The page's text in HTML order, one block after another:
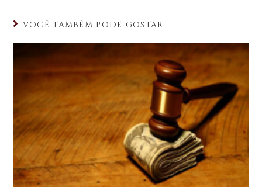
ts
A
p
p
e
b
o
o
k
te
r
e
dI
n
VOCÊ TAMBÉM PODE GOSTAR